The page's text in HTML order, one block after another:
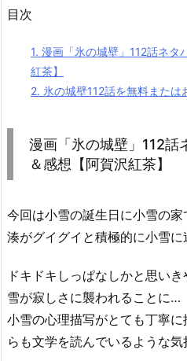
目次
1. 漫画「氷の城壁」112話ネタ
紅茶】
2. 氷の城壁112話を無料または
漫画「氷の城壁」112話
＆感想【阿賀沢紅茶】
今回は小雪の誕生日に小雪の家
湊がグイグイと積極的に小雪に
ドキドキしっぱなしかと思い
雪が寂しさに襲われることに…
小雪の心理描写がとても丁寧
らも文学を読んでいるような気